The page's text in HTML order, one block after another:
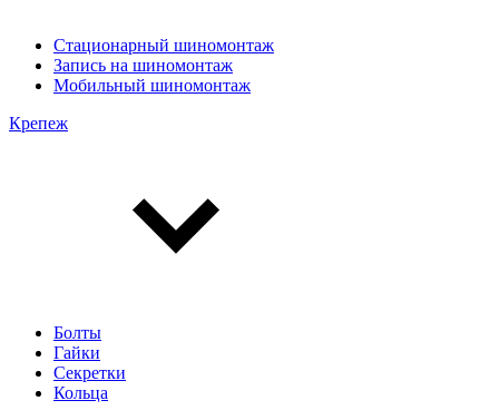
Стационарный шиномонтаж
Запись на шиномонтаж
Мобильный шиномонтаж
Крепеж
Болты
Гайки
Секретки
Кольца